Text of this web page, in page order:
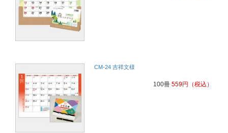
CM-24 吉祥文様
100冊 559円 （税込）